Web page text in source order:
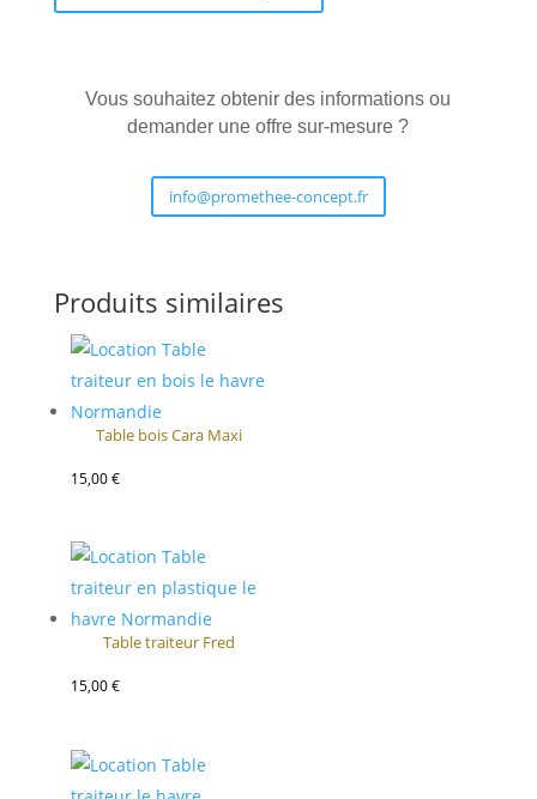
Vous souhaitez obtenir des informations ou
demander une offre sur-mesure ?
info@promethee-concept.fr
Produits similaires
Table bois Cara Maxi
15,00€
Table traiteur Fred
15,00€